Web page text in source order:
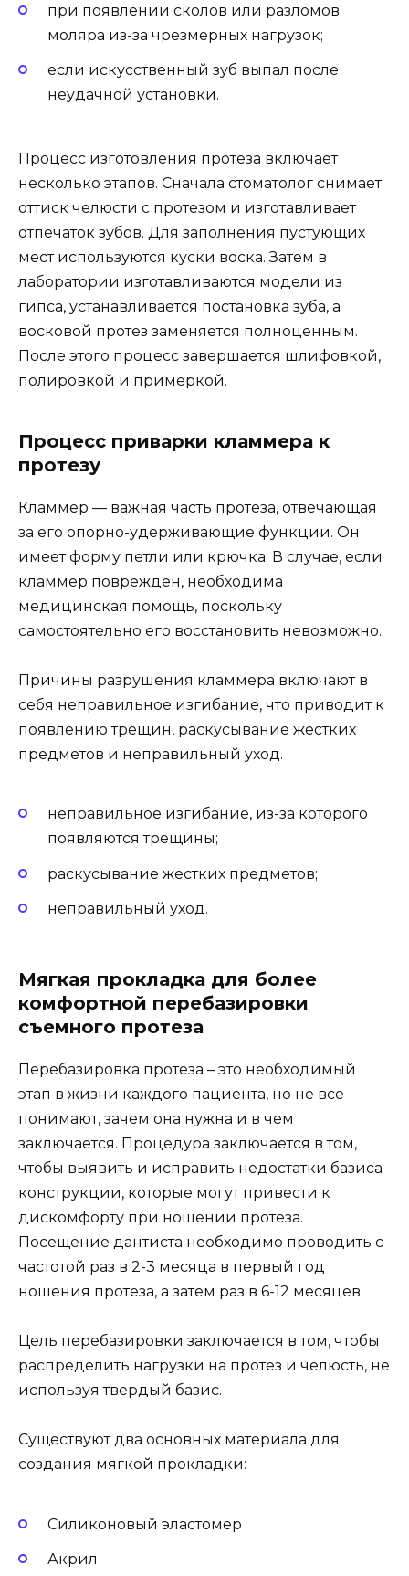
при появлении сколов или разломов
моляра из-за чрезмерных нагрузок;
если искусственный зуб выпал после
неудачной установки.
Процесс изготовления протеза включает
несколько этапов. Сначала стоматолог снимает
оттиск челюсти с протезом и изготавливает
отпечаток зубов. Для заполнения пустующих
мест используются куски воска. Затем в
лаборатории изготавливаются модели из
гипса, устанавливается постановка зуба, а
восковой протез заменяется полноценным.
После этого процесс завершается шлифовкой,
полировкой и примеркой.
Процесс приварки кламмера к
протезу
Кламмер — важная часть протеза, отвечающая
за его опорно-удерживающие функции. Он
имеет форму петли или крючка. В случае, если
кламмер поврежден, необходима
медицинская помощь, поскольку
самостоятельно его восстановить невозможно.
Причины разрушения кламмера включают в
себя неправильное изгибание, что приводит к
появлению трещин, раскусывание жестких
предметов и неправильный уход.
неправильное изгибание, из-за которого
появляются трещины;
раскусывание жестких предметов;
неправильный уход.
Мягкая прокладка для более
комфортной перебазировки
съемного протеза
Перебазировка протеза – это необходимый
этап в жизни каждого пациента, но не все
понимают, зачем она нужна и в чем
заключается. Процедура заключается в том,
чтобы выявить и исправить недостатки базиса
конструкции, которые могут привести к
дискомфорту при ношении протеза.
Посещение дантиста необходимо проводить с
частотой раз в 2-3 месяца в первый год
ношения протеза, а затем раз в 6-12 месяцев.
Цель перебазировки заключается в том, чтобы
распределить нагрузки на протез и челюсть, не
используя твердый базис.
Существуют два основных материала для
создания мягкой прокладки:
Силиконовый эластомер
Акрил